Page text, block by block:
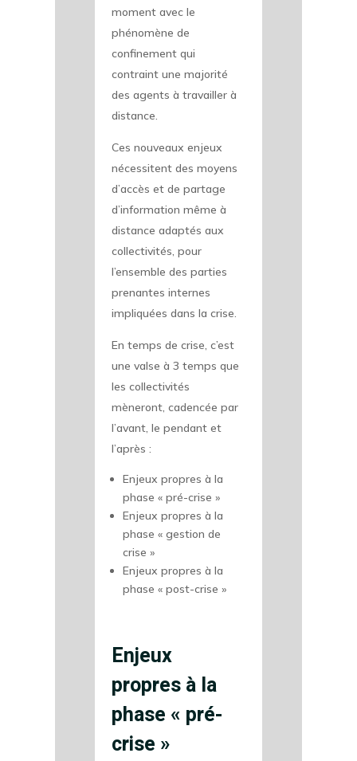
moment avec le
phénomène de
confinement qui
contraint une majorité
des agents à travailler à
distance.
Ces nouveaux enjeux
nécessitent des moyens
d’accès et de partage
d’information même à
distance adaptés aux
collectivités, pour
l’ensemble des parties
prenantes internes
impliquées dans la crise.
En temps de crise, c’est
une valse à 3 temps que
les collectivités
mèneront, cadencée par
l’avant, le pendant et
l’après :
Enjeux propres à la
phase « pré-crise »
Enjeux propres à la
phase « gestion de
crise »
Enjeux propres à la
phase « post-crise »
Enjeux
propres à la
phase « pré-
crise »